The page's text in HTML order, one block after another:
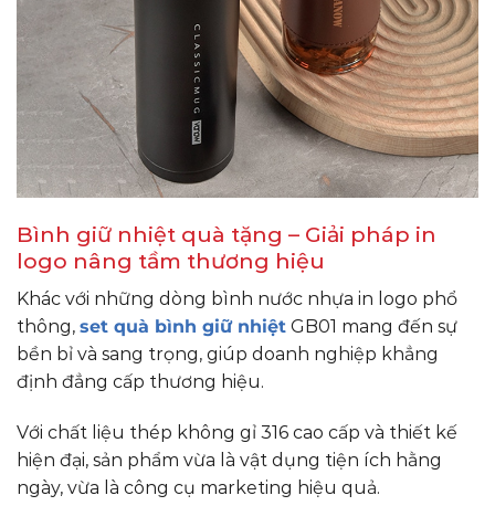
Bình giữ nhiệt quà tặng – Giải pháp in
logo nâng tầm thương hiệu
Khác với những dòng bình nước nhựa in logo phổ
thông, set quà bình giữ nhiệt GB01 mang đến sự
bền bỉ và sang trọng, giúp doanh nghiệp khẳng
định đẳng cấp thương hiệu.
Với chất liệu thép không gỉ 316 cao cấp và thiết kế
hiện đại, sản phẩm vừa là vật dụng tiện ích hằng
ngày, vừa là công cụ marketing hiệu quả.